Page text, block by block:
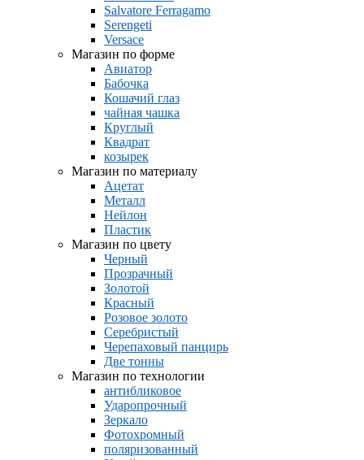
Salvatore Ferragamo
Serengeti
Versace
Магазин по форме
Авиатор
Бабочка
Кошачий глаз
чайная чашка
Круглый
Квадрат
козырек
Магазин по материалу
Ацетат
Металл
Нейлон
Пластик
Магазин по цвету
Черный
Прозрачный
Золотой
Красный
Розовое золото
Серебристый
Черепаховый панцирь
Две тонны
Магазин по технологии
антибликовое
Ударопрочный
Зеркало
Фотохромный
поляризованный